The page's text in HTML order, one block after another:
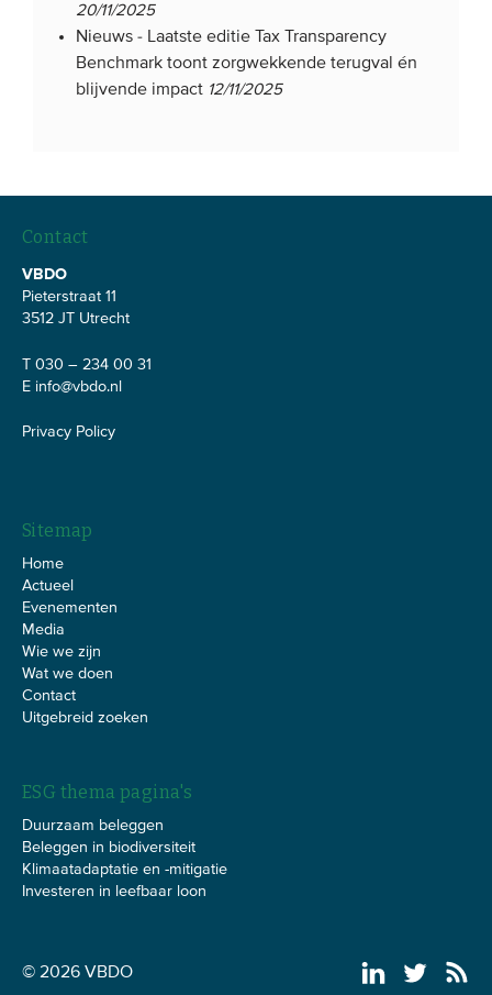
20/11/2025
Nieuws - Laatste editie Tax Transparency
Benchmark toont zorgwekkende terugval én
blijvende impact 12/11/2025
Contact
VBDO
Pieterstraat 11
3512 JT Utrecht
T 030 – 234 00 31
E info@vbdo.nl
Privacy Policy
Sitemap
Home
Actueel
Evenementen
Media
Wie we zijn
Wat we doen
Contact
Uitgebreid zoeken
ESG thema pagina's
Duurzaam beleggen
Beleggen in biodiversiteit
Klimaatadaptatie en -mitigatie
Investeren in leefbaar loon
© 2026 VBDO